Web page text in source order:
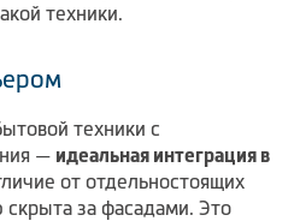
техники.
техники с
— идеальная интеграция в
от отдельностоящих
за фасадами. Это